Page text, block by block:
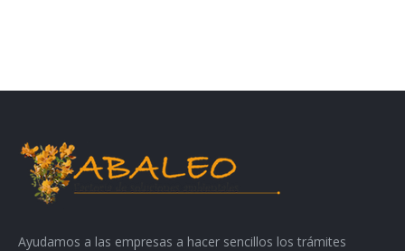
Ayudamos a las empresas a hacer sencillos los trámites